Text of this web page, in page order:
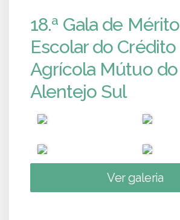
18.ª Gala de Mérito
Escolar do Crédito
Agrícola Mútuo do
Alentejo Sul
Ver galeria